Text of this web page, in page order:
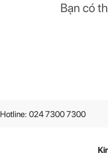
Bạn có
Hotline: 024 7300 7300